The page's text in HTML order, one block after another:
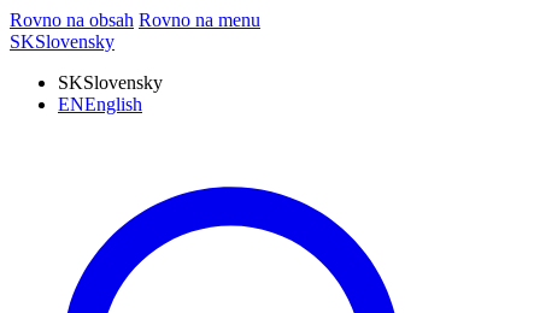
Rovno na obsah Rovno na menu
SKSlovensky
SKSlovensky
ENEnglish